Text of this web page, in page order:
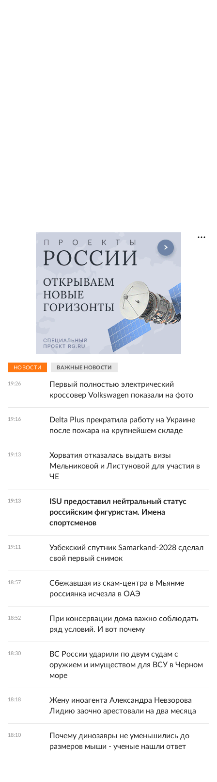
НОВОСТИ ВАЖНЫЕ НОВОСТИ
19:26
Первый полностью электрический
кроссовер Volkswagen показали на фото
19:16
Delta Plus прекратила работу на Украине
после пожара на крупнейшем складе
19:13
Хорватия отказалась выдать визы
Мельниковой и Листуновой для участия в
ЧЕ
19:13
ISU предоставил нейтральный статус
российским фигуристам. Имена
спортсменов
19:11
Узбекский спутник Samarkand-2028 сделал
свой первый снимок
18:57
Сбежавшая из скам-центра в Мьянме
россиянка исчезла в ОАЭ
18:52
При консервации дома важно соблюдать
ряд условий. И вот почему
18:30
ВС России ударили по двум судам с
оружием и имуществом для ВСУ в Черном
море
18:18
Жену иноагента Александра Невзорова
Лидию заочно арестовали на два месяца
18:10
Почему динозавры не уменьшились до
размеров мыши - ученые нашли ответ